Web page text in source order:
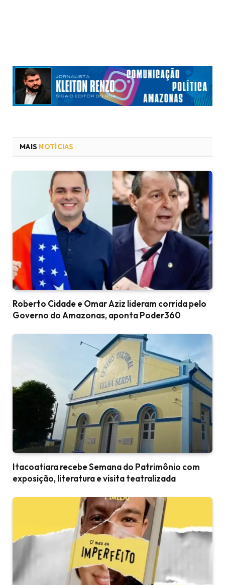
MAIS NOTÍCIAS
Roberto Cidade e Omar Aziz lideram corrida pelo
Governo do Amazonas, aponta Poder360
Itacoatiara recebe Semana do Patrimônio com
exposição, literatura e visita teatralizada